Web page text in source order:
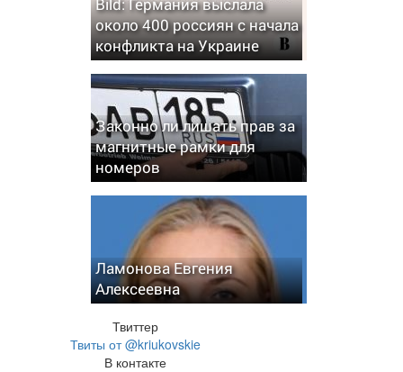
около 400 россиян с начала
конфликта на Украине
Законно ли лишать прав за
магнитные рамки для
номеров
Ламонова Евгения
Алексеевна
Твиттер
Твиты от @kriukovskie
В контакте